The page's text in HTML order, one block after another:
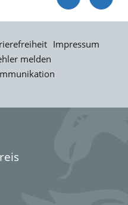
Impressum
melden